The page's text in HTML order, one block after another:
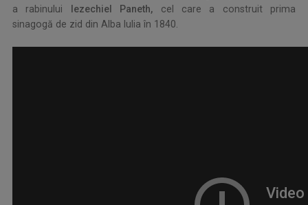
a rabinului
Iezechiel Paneth, cel care a construit prima
sinagogă de zid din Alba Iulia în 1840.